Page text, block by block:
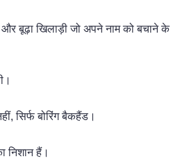
बूढ़ा खिलाड़ी जो अपने नाम को बचाने के
सिर्फ बोरिंग बैकहैंड।
निशान हैं।